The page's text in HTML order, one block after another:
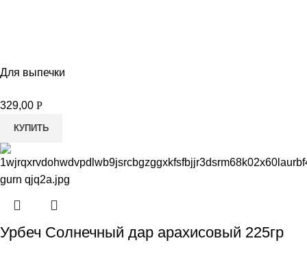
Для выпечки
329,00 Р
КУПИТЬ
Урбеч Солнечный дар арахисовый 225гр